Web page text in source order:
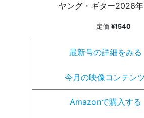
ヤング・ギター2026
定価 ¥1540
最新号の詳細をみる
今月の映像コンテン
Amazonで購入する